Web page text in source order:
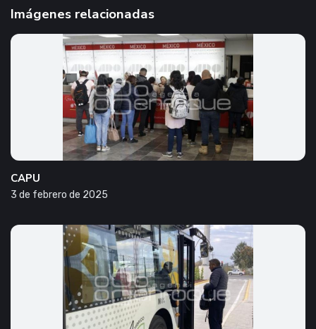
Imágenes relacionadas
CAPU
3 de febrero de 2025